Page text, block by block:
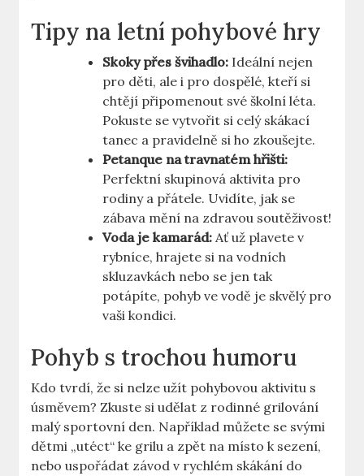
Tipy na letní pohybové hry
Skoky přes švihadlo: Ideální nejen
pro děti, ale i pro dospělé, kteří si
chtějí připomenout své školní léta.
Pokuste se vytvořit si celý skákací
tanec a pravidelně si ho zkoušejte.
Petanque na travnatém hřišti:
Perfektní skupinová aktivita pro
rodiny a přátele. Uvidíte, jak se
zábava mění na zdravou soutěživost!
Voda je kamarád: Ať už plavete v
rybníce, hrajete si na vodních
skluzavkách nebo se jen tak
potápíte, pohyb ve vodě je skvělý pro
vaši kondici.
Pohyb s trochou humoru
Kdo tvrdí, že si nelze užít pohybovou aktivitu s
úsměvem? Zkuste si udělat z rodinné grilování
malý sportovní den. Například můžete se svými
dětmi „utéct“ ke grilu a zpět na místo k sezení,
nebo uspořádat závod v rychlém skákání do